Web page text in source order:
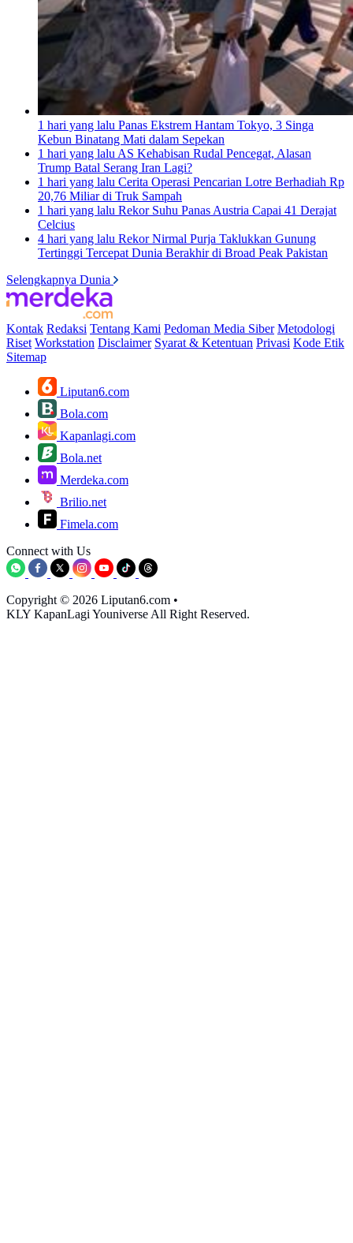
1 hari yang lalu Panas Ekstrem Hantam Tokyo, 3 Singa
Kebun Binatang Mati dalam Sepekan
1 hari yang laluAS Kehabisan Rudal Pencegat, Alasan
Trump Batal Serang Iran Lagi?
1 hari yang lalu Cerita Operasi Pencarian Lotre Berhadiah Rp
20,76 Miliar di Truk Sampah
1 hari yang lalu Rekor Suhu Panas Austria Capai 41 Derajat
Celcius
4 hari yang lalu Rekor Nirmal Purja Taklukkan Gunung
Tertinggi Tercepat Dunia Berakhir di Broad Peak Pakistan
Selengkapnya Dunia
Kontak Redaksi Tentang Kami Pedoman Media Siber Metodologi
Riset Workstation Disclaimer Syarat & Ketentuan Privasi Kode Etik
Sitemap
Liputan6.com
Bola.com
Kapanlagi.com
Bola.net
Merdeka.com
Brilio.net
Fimela.com
Connect with Us
Copyright © 2026 Liputan6.com •
KLY KapanLagi Youniverse All Right Reserved.